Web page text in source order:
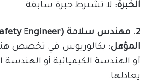
الخبرة: لا تُشترط خبرة سابقة.
2. مهندس سلامة (Safety Engineer)
المؤهل: بكالوريوس في تخصص
أو الهندسة الكيميائية أو الهندسة
يعادلها.